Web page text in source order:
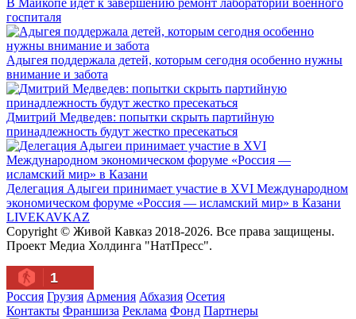
госпиталя
Адыгея поддержала детей, которым сегодня особенно нужны
внимание и забота
Дмитрий Медведев: попытки скрыть партийную
принадлежность будут жестко пресекаться
Делегация Адыгеи принимает участие в XVI Международном
экономическом форуме «Россия — исламский мир» в Казани
LIVEKAVKAZ
Copyright © Живой Кавказ 2018-2026. Все права защищены.
Проект Медиа Холдинга "НатПресс".
1
Россия Грузия Армения Абхазия Осетия
Контакты Франшиза Реклама Фонд Партнеры